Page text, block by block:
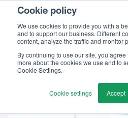
Cookie policy
We use cookies to provide you with a
and to support our business. Different
content, analyze the traffic and monitor
By continuing to use our site, you
more about the cookies we use and to
Cookie Settings.
Cookie settings Accept